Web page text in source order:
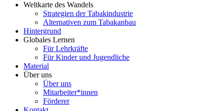
Weltkarte des Wandels
Strategien der Tabakindustrie
Alternativen zum Tabakanbau
Hintergrund
Globales Lernen
Für Lehrkräfte
Für Kinder und Jugendliche
Material
Über uns
Über uns
Mitarbeiter*innen
Förderer